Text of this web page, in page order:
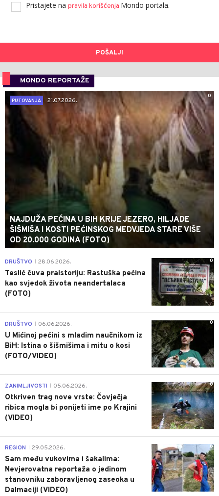
Pristajete na pravila korišćenja Mondo portala.
POŠALJI
MONDO REPORTAŽE
0
PUTOVANJA
21.07.2026.
NAJDUŽA PEĆINA U BIH KRIJE JEZERO, HILJADE
ŠIŠMIŠA I KOSTI PEĆINSKOG MEDVJEDA STARE VIŠE
OD 20.000 GODINA (FOTO)
0
DRUŠTVO 28.06.2026.
Teslić čuva praistoriju: Rastuška pećina
kao svjedok života neandertalaca
(FOTO)
0
DRUŠTVO 06.06.2026.
U Mićinoj pećini s mladim naučnikom iz
BiH: Istina o šišmišima i mitu o kosi
(FOTO/VIDEO)
0
ZANIMLJIVOSTI 05.06.2026.
Otkriven trag nove vrste: Čovječja
ribica mogla bi ponijeti ime po Krajini
(VIDEO)
0
REGION 29.05.2026.
Sam među vukovima i šakalima:
Nevjerovatna reportaža o jedinom
stanovniku zaboravljenog zaseoka u
Dalmaciji (VIDEO)